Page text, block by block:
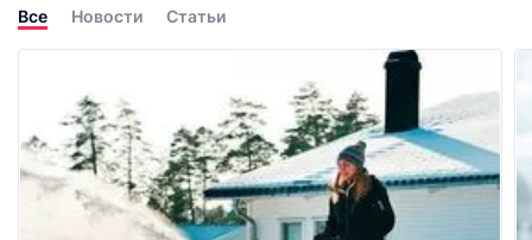
Все Новости Статьи